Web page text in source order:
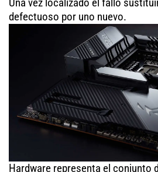
Una vez localizado el fallo
defectuoso por uno nuevo.
Hardware representa el conjunto